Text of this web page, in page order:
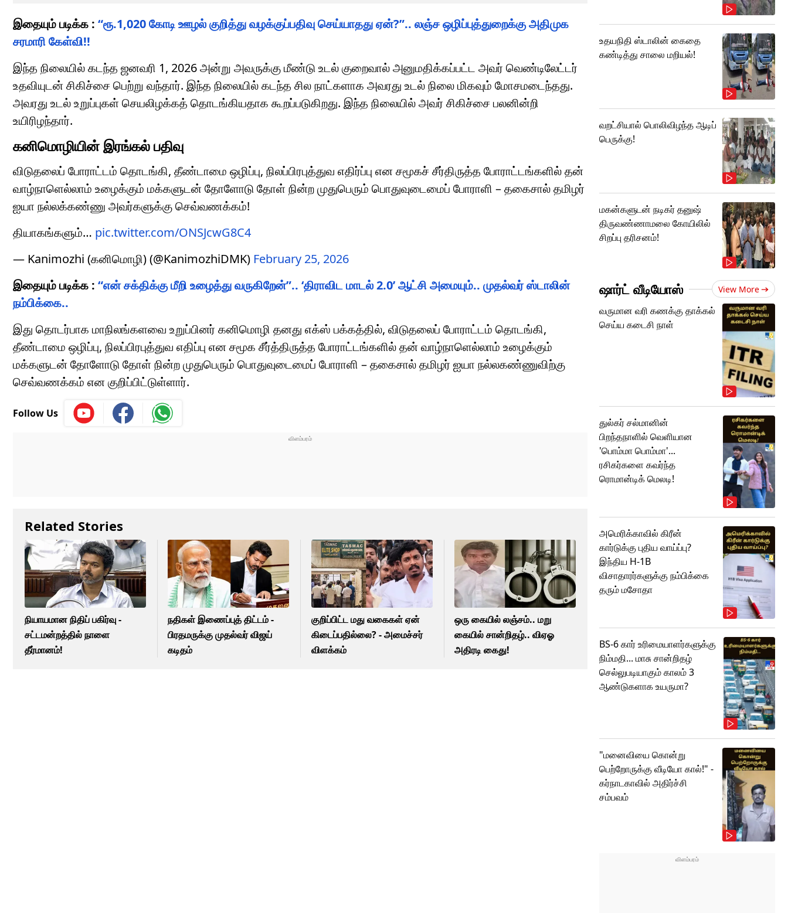
இதையும் படிக்க : “ரூ.1,020 கோடி ஊழல் குறித்து வழக்குப்பதிவு செய்யாதது ஏன்?”.. லஞ்ச ஒழிப்புத்துறைக்கு அதிமுக
சரமாரி கேள்வி!!
இந்த நிலையில் கடந்த ஜனவரி 1, 2026 அன்று அவருக்கு மீண்டு உடல் குறைவால் அனுமதிக்கப்பட்ட அவர் வெண்டிலேட்டர்
உதவியுடன் சிகிச்சை பெற்று வந்தார். இந்த நிலையில் கடந்த சில நாட்களாக அவரது உடல் நிலை மிகவும் மோசமடைந்தது.
அவரது உடல் உறுப்புகள் செயலிழக்கத் தொடங்கியதாக கூறப்படுகிறது. இந்த நிலையில் அவர் சிகிச்சை பலனின்றி
உயிரிழந்தார்.
கனிமொழியின் இரங்கல் பதிவு
விடுதலைப் போராட்டம் தொடங்கி, தீண்டாமை ஒழிப்பு, நிலப்பிரபுத்துவ எதிர்ப்பு என சமூகச் சீர்திருத்த போராட்டங்களில் தன்
வாழ்நாளெல்லாம் உழைக்கும் மக்களுடன் தோளோடு தோள் நின்ற முதுபெரும் பொதுவுடைமைப் போராளி – தகைசால் தமிழர்
ஐயா நல்லக்கண்ணு அவர்களுக்கு செவ்வணக்கம்!
தியாகங்களும்… pic.twitter.com/ONSJcwG8C4
— Kanimozhi (கனிமொழி) (@KanimozhiDMK) February 25, 2026
இதையும் படிக்க : “என் சக்திக்கு மீறி உழைத்து வருகிறேன்”.. ‘திராவிட மாடல் 2.0’ ஆட்சி அமையும்.. முதல்வர் ஸ்டாலின்
நம்பிக்கை..
இது தொடர்பாக மாநிலங்களவை உறுப்பினர் கனிமொழி தனது எக்ஸ் பக்கத்தில், விடுதலைப் போராட்டம் தொடங்கி,
தீண்டாமை ஒழிப்பு, நிலப்பிரபுத்துவ எதிப்பு என சமூக சீர்த்திருத்த போராட்டங்களில் தன் வாழ்நாளெல்லாம் உழைக்கும்
மக்களுடன் தோளோடு தோள் நின்ற முதுபெரும் பொதுவுடைமைப் போராளி – தகைசால் தமிழர் ஐயா நல்லகண்ணுவிற்கு
செவ்வணக்கம் என குறிப்பிட்டுள்ளார்.
Follow Us
Related Stories
நியாயமான நிதிப் பகிர்வு -
சட்டமன்றத்தில் நாளை
தீர்மானம்!
நதிகள் இணைப்புத் திட்டம் -
பிரதமருக்கு முதல்வர் விஜய்
கடிதம்
குறிப்பிட்ட மது வகைகள் ஏன்
கிடைப்பதில்லை? - அமைச்சர்
விளக்கம்
ஒரு கையில் லஞ்சம்.. மறு
கையில் சான்றிதழ்.. விஏஓ
அதிரடி கைது!
உதயநிதி ஸ்டாலின் கைதை
கண்டித்து சாலை மறியல்!
வறட்சியால் பொலிவிழந்த ஆடிப்
பெருக்கு!
மகன்களுடன் நடிகர் தனுஷ்
திருவண்ணாமலை கோயிலில்
சிறப்பு தரிசனம்!
ஷார்ட் வீடியோஸ் View More
வருமான வரி கணக்கு தாக்கல்
செய்ய கடைசி நாள்
துல்கர் சல்மானின்
பிறந்தநாளில் வெளியான
'பொம்மா பொம்மா'...
ரசிகர்களை கவர்ந்த
ரொமான்டிக் மெலடி!
அமெரிக்காவில் கிரீன்
கார்டுக்கு புதிய வாய்ப்பு?
இந்திய H-1B
விசாதாரர்களுக்கு நம்பிக்கை
தரும் மசோதா
BS-6 கார் உரிமையாளர்களுக்கு
நிம்மதி... மாசு சான்றிதழ்
செல்லுபடியாகும் காலம் 3
ஆண்டுகளாக உயருமா?
"மனைவியை கொன்று
பெற்றோருக்கு வீடியோ கால்!" -
கர்நாடகாவில் அதிர்ச்சி
சம்பவம்